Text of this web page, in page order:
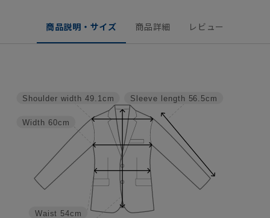
商品説明・サイズ 商品詳細 レビュー
Sleeve length 56.5cm
Waist 54cm
Width 60cm
Shoulder width 49.1cm